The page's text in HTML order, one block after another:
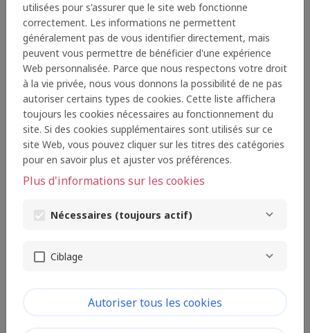
Parce que le dynamisme des associations en faveur du
soutien à la parentalité et de l'aide à l'enfance est
essentiel, la Fondation encourage et met à l'honneur
chaque année des associations qui oeuvrent au
quotidien dans un domaine défini, permettant de
soutenir la fonction parentale.
APPEL ÀPROJET 2022 :
"ADOLESCENT(E)S, PARENTS ET
Favoriserla compréhension et les échanges
utilisées pour s'assurer que le site web fonctionne
correctement. Les informations ne permettent
généralement pas de vous identifier directement, mais
peuvent vous permettre de bénéficier d'une expérience
Web personnalisée. Parce que nous respectons votre droit
à la vie privée, nous vous donnons la possibilité de ne pas
autoriser certains types de cookies. Cette liste affichera
toujours les cookies nécessaires au fonctionnement du
site. Si des cookies supplémentaires sont utilisés sur ce
site Web, vous pouvez cliquer sur les titres des catégories
pour en savoir plus et ajuster vos préférences.
Plus d'informations sur les cookies
Nécessaires (toujours actif)
Ciblage
Autoriser tous les cookies